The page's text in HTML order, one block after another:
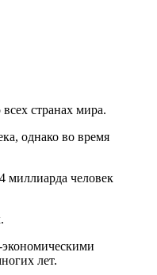
странах мира.
однако во время
миллиарда человек
лет.